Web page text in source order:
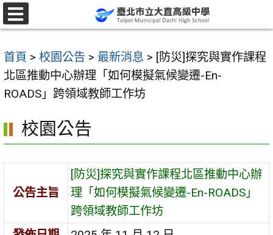
跳
至
要
內
容
首頁 > 校園公告 > 最新消息 > [防災]探究與實作課程
北區推動中心辦理「如何模擬氣候變遷-En-
ROADS」跨領域教師工作坊
校園公告
公告主旨
[防災]探究與實作課程北區推動中心辦
理「如何模擬氣候變遷-En-ROADS」
跨領域教師工作坊
選
單